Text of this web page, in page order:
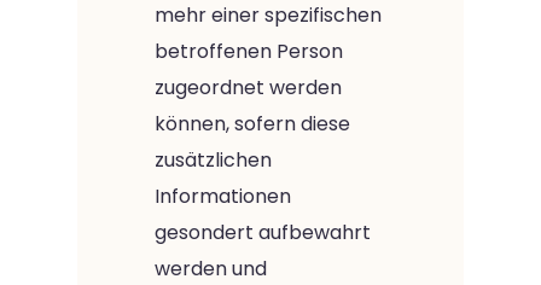
mehr einer spezifischen
betroffenen Person
zugeordnet werden
können, sofern diese
zusätzlichen
Informationen
gesondert aufbewahrt
werden und